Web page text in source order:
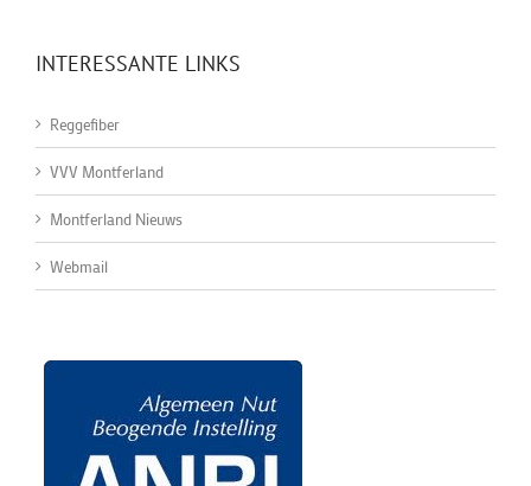
INTERESSANTE LINKS
Reggefiber
VVV Montferland
Montferland Nieuws
Webmail